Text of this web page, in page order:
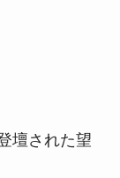
壇された望